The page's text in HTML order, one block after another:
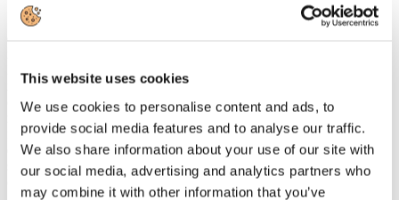
This website uses cookies
We use cookies to personalise content and ads, to
provide social media features and to analyse our traffic.
We also share information about your use of our site with
our social media, advertising and analytics partners who
may combine it with other information that you’ve
«L'industria cartaria italiana è impegnata da anni nella transizione
Lorenzo Poli. «Per raggiungere gli obiettivi europei è però
indispensabile che la revisione dell'ETS sia accompagnata da misure
che rafforzino la competitività del sistema industriale. Servono
regole coerenti con la realtà economica e tecnologica, in grado di
favorire gli investimenti senza accelerare il processo di
delocalizzazione produttiva. La transizione sarà davvero efficace
solo se riuscirà a mantenere in Europa produzione, occupazione e
capacità di innovazione.»